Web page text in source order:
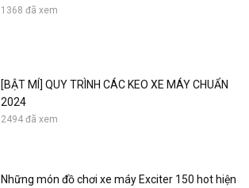
1368 đã xem
[BẬT MÍ] QUY TRÌNH CÁC KEO XE MÁY CHUẨN
2024
2494 đã xem
Những món đồ chơi xe máy Exciter 150 hot hiện